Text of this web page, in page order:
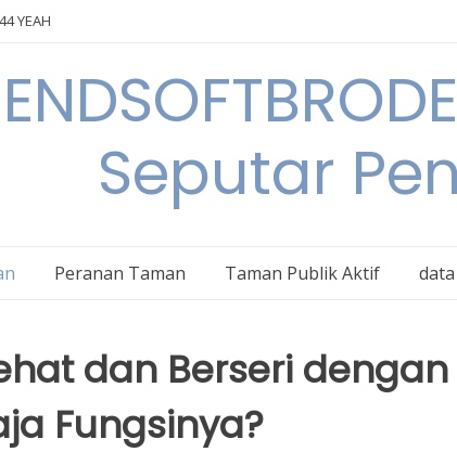
YEAH
Seputar
Peranan Taman Taman Publik Aktif
dan Berseri
Fungsinya?